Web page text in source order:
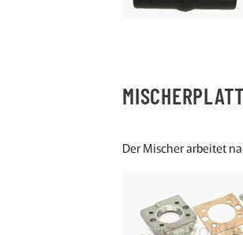
Der Mischer arbeitet